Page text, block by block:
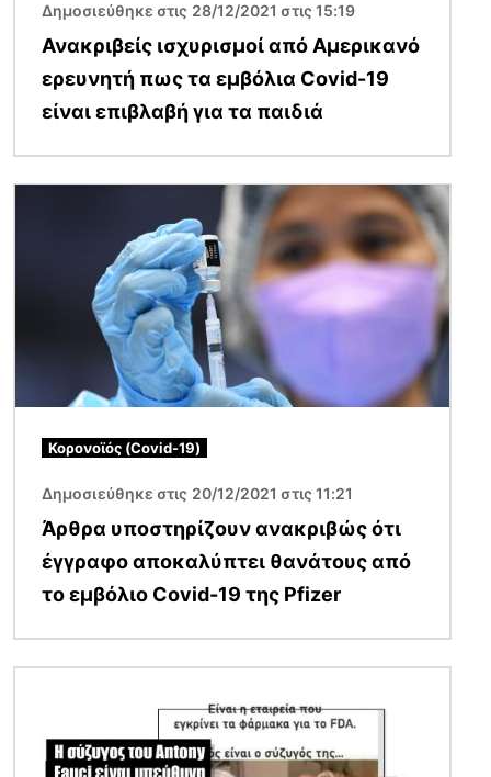
Δημοσιεύθηκε στις 28/12/2021 στις 15:19
Ανακριβείς ισχυρισμοί από Αμερικανό
ερευνητή πως τα εμβόλια Covid-19
είναι επιβλαβή για τα παιδιά
Κορονοϊός (Covid-19)
Δημοσιεύθηκε στις 20/12/2021 στις 11:21
Άρθρα υποστηρίζουν ανακριβώς ότι
έγγραφο αποκαλύπτει θανάτους από
το εμβόλιο Covid-19 της Pfizer